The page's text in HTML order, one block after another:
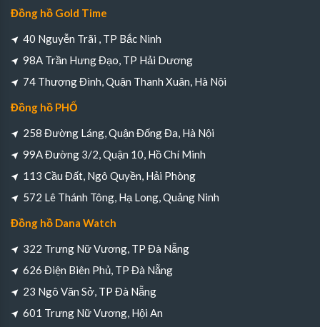
Đồng hồ Gold Time
40 Nguyễn Trãi , TP Bắc Ninh
98A Trần Hưng Đạo, TP Hải Dương
74 Thượng Đình, Quận Thanh Xuân, Hà Nội
Đồng hồ PHỐ
258 Đường Láng, Quận Đống Đa, Hà Nội
99A Đường 3/2, Quận 10, Hồ Chí Minh
113 Cầu Đất, Ngô Quyền, Hải Phòng
572 Lê Thánh Tông, Hạ Long, Quảng Ninh
Đồng hồ Dana Watch
322 Trưng Nữ Vương, TP Đà Nẵng
626 Điện Biên Phủ, TP Đà Nẵng
23 Ngô Văn Sở, TP Đà Nẵng
601 Trưng Nữ Vương, Hội An